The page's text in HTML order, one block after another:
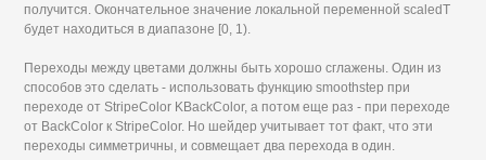
получится. Окончательное значение локальной переменной scaledT
будет находиться в диапазоне [0, 1).
Переходы между цветами должны быть хорошо сглажены. Один из
способов это сделать - использовать функцию smoothstep при
переходе от StripeColor KBackColor, а потом еще раз - при переходе
от BackColor к StripeColor. Но шейдер учитывает тот факт, что эти
переходы симметричны, и совмещает два перехода в один.